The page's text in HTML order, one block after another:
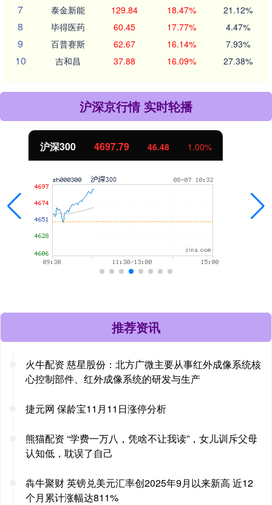
7 泰金新能 129.84 18.47% 21.12%
8 毕得医药 60.45 17.77% 4.47%
9 百普赛斯 62.67 16.14% 7.93%
10 吉和昌 37.88 16.09% 27.38%
沪深京行情 实时轮播
北证50 1122.35 -0.52 -0.05%
推荐资讯
火牛配资 慈星股份：北方广微主要从事红外成像系统核
心控制部件、红外成像系统的研发与生产
捷元网 保龄宝11月11日涨停分析
熊猫配资 “学费一万八，凭啥不让我读”，女儿训斥父母
认知低，耽误了自己
犇牛聚财 英镑兑美元汇率创2025年9月以来新高 近12
个月累计涨幅达811%